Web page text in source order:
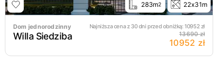
283m2 22x31m
Dom jednorodzinny Najniższa cena z 30 dni przed obniżką:10952 zł
Willa Siedziba 13690 zł
10952 zł